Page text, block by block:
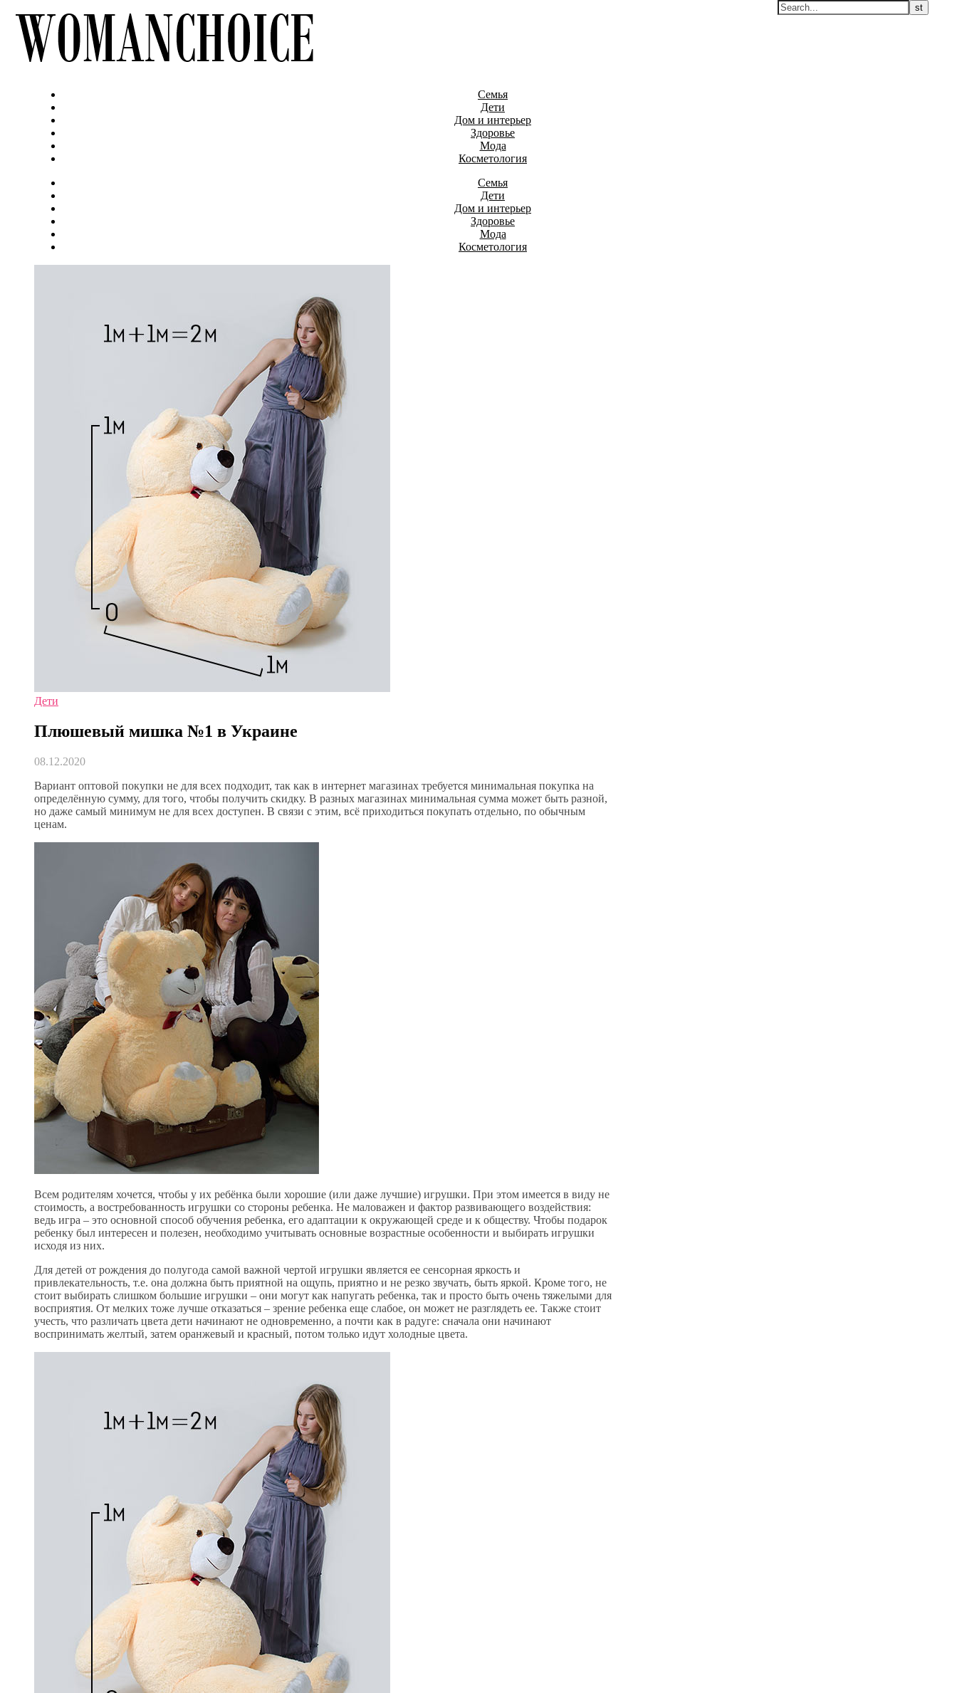
Семья
Дети
Дом и интерьер
Здоровье
Мода
Косметология
Семья
Дети
Дом и интерьер
Здоровье
Мода
Косметология
Дети
Плюшевый мишка №1 в Украине
08.12.2020
Вариант оптовой покупки не для всех подходит, так как в интернет магазинах требуется минимальная покупка на
определённую сумму, для того, чтобы получить скидку. В разных магазинах минимальная сумма может быть разной,
но даже самый минимум не для всех доступен. В связи с этим, всё приходиться покупать отдельно, по обычным
ценам.
Всем родителям хочется, чтобы у их ребёнка были хорошие (или даже лучшие) игрушки. При этом имеется в виду не
стоимость, а востребованность игрушки со стороны ребенка. Не маловажен и фактор развивающего воздействия:
ведь игра – это основной способ обучения ребенка, его адаптации к окружающей среде и к обществу. Чтобы подарок
ребенку был интересен и полезен, необходимо учитывать основные возрастные особенности и выбирать игрушки
исходя из них.
Для детей от рождения до полугода самой важной чертой игрушки является ее сенсорная яркость и
привлекательность, т.е. она должна быть приятной на ощупь, приятно и не резко звучать, быть яркой. Кроме того, не
стоит выбирать слишком большие игрушки – они могут как напугать ребенка, так и просто быть очень тяжелыми для
восприятия. От мелких тоже лучше отказаться – зрение ребенка еще слабое, он может не разглядеть ее. Также стоит
учесть, что различать цвета дети начинают не одновременно, а почти как в радуге: сначала они начинают
воспринимать желтый, затем оранжевый и красный, потом только идут холодные цвета.